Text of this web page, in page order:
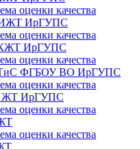
оценки качества
ИрГУПС
оценки качества
ИрГУПС
оценки качества
ФГБОУ ВО ИрГУПС
оценки качества
ЖТ ИрГУПС
оценки качества
оценки качества